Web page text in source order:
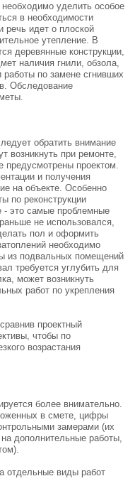
уделить особое
в необходимости
речь идет о плоской
утепление. В
деревянные конструкции,
наличия гнили, обзола,
работы по замене сгнивших
Обследование
обратить внимание
возникнуть при ремонте,
предусмотрены проектом.
и получения
на объекте. Особенно
по реконструкции
- это самые проблемные
не использовался,
пол и оформить
необходимо
из подвальных помещений
требуется углубить для
может возникнуть
работ по укрепления
проектный
чтобы по
возрастания
более внимательно.
в смете, цифры
замерами (их
дополнительные работы,
отдельные виды работ